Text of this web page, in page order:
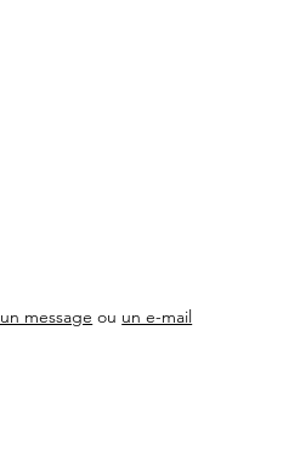
un message ou un e-mail